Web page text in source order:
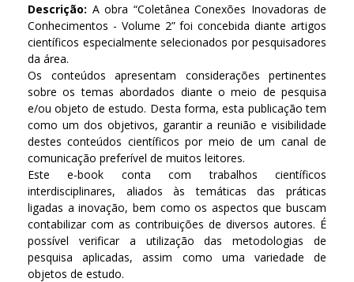
Descrição: A obra “Coletânea Conexões Inovadoras de
Conhecimentos - Volume 2” foi concebida diante artigos
científicos especialmente selecionados por pesquisadores
da área.
Os conteúdos apresentam considerações pertinentes
sobre os temas abordados diante o meio de pesquisa
e/ou objeto de estudo. Desta forma, esta publicação tem
como um dos objetivos, garantir a reunião e visibilidade
destes conteúdos científicos por meio de um canal de
comunicação preferível de muitos leitores.
Este e-book conta com trabalhos científicos
interdisciplinares, aliados às temáticas das práticas
ligadas a inovação, bem como os aspectos que buscam
contabilizar com as contribuições de diversos autores. É
possível verificar a utilização das metodologias de
pesquisa aplicadas, assim como uma variedade de
objetos de estudo.